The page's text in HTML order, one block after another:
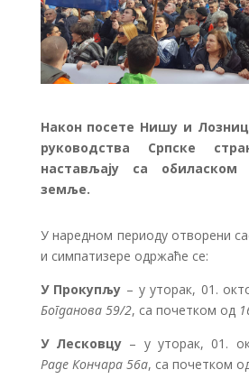
Након посете Нишу и
руководства Српске
настављају са
земље.
У наредном периоду отворени
и симпатизере одржаће се:
У Прокупљу – у уторак, 01.
Богданова 59/2, са почетком од
У Лесковцу – у уторак, 01.
Раде Кончара 56а, са почетком